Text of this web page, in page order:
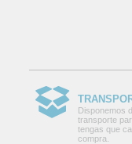
Disponemos
transporte
tengas que
compra.